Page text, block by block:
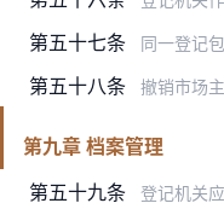
第五十七条 同一登记包含多个登记事项，其
第五十八条 撤销市场
第九章 档案管理
第五十九条
登记机关应当负责建立市场主体登记管理